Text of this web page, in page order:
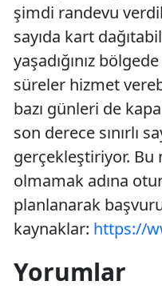
şimdi randevu
sayıda kart
yaşadığınız
süreler hizmet
bazı günleri de
son derece sınırlı
gerçekleştiriyor.
olmamak adına
planlanarak başvuru
kaynaklar: https://
Yorumlar